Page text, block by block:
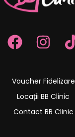
Voucher Fidelizare
Locații BB Clinic
Contact BB Clinic